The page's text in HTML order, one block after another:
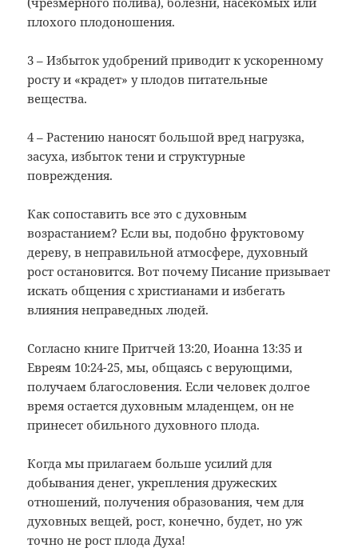
плохого плодоношения.
3 – Избыток удобрений приводит к ускоренному
росту и «крадет» у плодов питательные
вещества.
4 – Растению наносят большой вред нагрузка,
засуха, избыток тени и структурные
повреждения.
Как сопоставить все это с духовным
возрастанием? Если вы, подобно фруктовому
дереву, в неправильной атмосфере, духовный
рост остановится. Вот почему Писание призывает
искать общения с христианами и избегать
влияния неправедных людей.
Согласно книге Притчей 13:20, Иоанна 13:35 и
Евреям 10:24-25, мы, общаясь с верующими,
получаем благословения. Если человек долгое
время остается духовным младенцем, он не
принесет обильного духовного плода.
Когда мы прилагаем больше усилий для
добывания денег, укрепления дружеских
отношений, получения образования, чем для
духовных вещей, рост, конечно, будет, но уж
точно не рост плода Духа!